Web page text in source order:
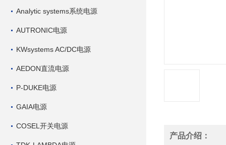
Analytic systems系统电源
AUTRONIC电源
KWsystems AC/DC电源
AEDON直流电源
P-DUKE电源
GAIA电源
COSEL开关电源
产品介绍：